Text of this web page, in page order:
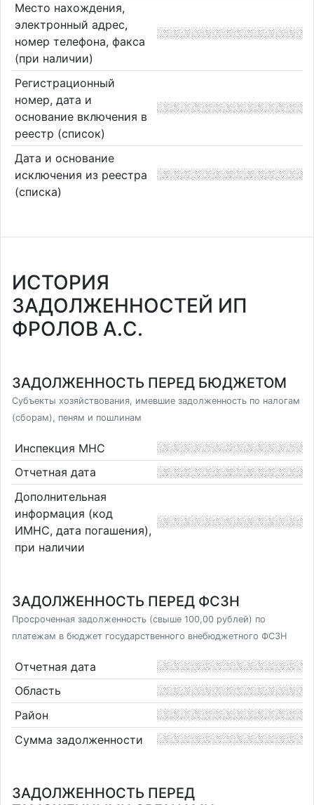
Место нахождения,
электронный адрес,
номер телефона, факса
(при наличии)
Регистрационный
номер, дата и
основание включения в
реестр (список)
Дата и основание
исключения из реестра
(списка)
ИСТОРИЯ
ЗАДОЛЖЕННОСТЕЙ ИП
ФРОЛОВ А.С.
ЗАДОЛЖЕННОСТЬ ПЕРЕД БЮДЖЕТОМ
Субъекты хозяйствования, имевшие задолженность по налогам
(сборам), пеням и пошлинам
Инспекция МНС
Отчетная дата
Дополнительная
информация (код
ИМНС, дата погашения),
при наличии
ЗАДОЛЖЕННОСТЬ ПЕРЕД ФСЗН
Просроченная задолженность (свыше 100,00 рублей) по
платежам в бюджет государственного внебюджетного ФСЗН
Отчетная дата
Область
Район
Сумма задолженности
ЗАДОЛЖЕННОСТЬ ПЕРЕД